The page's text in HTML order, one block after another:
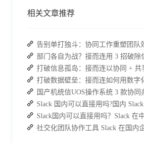
相关文章推荐
Slack 国内可以直接用吗?国内